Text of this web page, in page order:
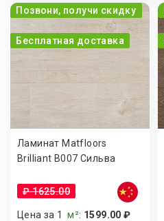
Позвони, получи скидку
Бесплатная доставка
Ламинат Matfloors
Brilliant B007 Сильва
₽ 1625.00
Цена за 1м²: 1599.00 ₽